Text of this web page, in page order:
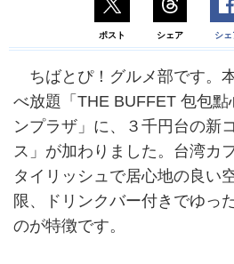
ポスト シェア シェ
ちばとぴ！グルメ部です。
べ放題「THE BUFFET 包包點
ンプラザ」に、３千円台の新
ス」が加わりました。台湾カ
タイリッシュで居心地の良い
限、ドリンクバー付きでゆっ
のが特徴です。